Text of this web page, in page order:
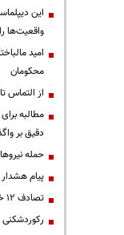
این
واقعیت‌ها
امید
محکومان
از التماس
مطالبه
دقیق بر
حمله
پیام
تصادف ۱۲ خودرو در محور یاسوج ـ اصفهان
رکوردشکنی